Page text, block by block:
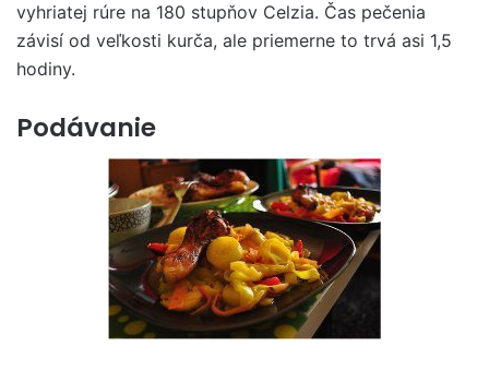
vyhriatej rúre na 180 stupňov Celzia. Čas pečenia
závisí od veľkosti kurča, ale priemerne to trvá asi 1,5
hodiny.
Podávanie